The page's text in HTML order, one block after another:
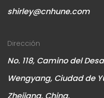
shirley@cnhune.com
Dirección
No. 118, Camino del
Wengyang, Ciudad de